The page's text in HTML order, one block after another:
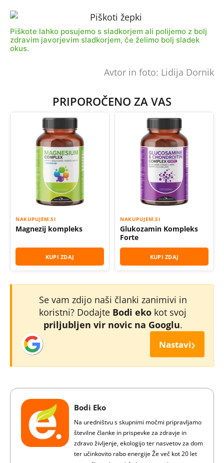
Piškote lahko posujemo s sladkorjem ali polijemo z bolj
zdravim javorjevim sladkorjem, če želimo bolj sladek
okus.
Avtor in foto: Lidija Dornik
PRIPOROČENO ZA VAS
NAKUPUJEM.SI
Magnezij kompleks
KUPI ZDAJ
NAKUPUJEM.SI
Glukozamin Kompleks
Forte
KUPI ZDAJ
Se vam zdijo naši članki zanimivi in
koristni? Dodajte Bodi eko kot svoj
priljubljen vir novic na Googlu.
Nastavi›
Bodi Eko
Na uredništvu s skupnimi močmi pripravljamo
številne članke in prispevke za zdravje in
zdravo življenje, ekologijo ter nasvetov za dom
ter učinkovito rabo energije Že več kot 20 let